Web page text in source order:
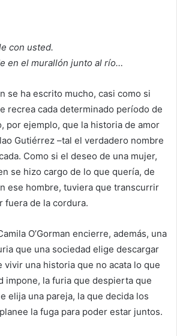
con usted.
en el murallón junto al río…
se ha escrito mucho, casi como si
recrea cada determinado período de
por ejemplo, que la historia de amor
Gutiérrez –tal el verdadero nombre
Como si el deseo de una mujer,
se hizo cargo de lo que quería, de
ese hombre, tuviera que transcurrir
fuera de la cordura.
O’Gorman encierre, además, una
que una sociedad elige descargar
vivir una historia que no acata lo que
impone, la furia que despierta que
elija una pareja, la que decida los
la fuga para poder estar juntos.